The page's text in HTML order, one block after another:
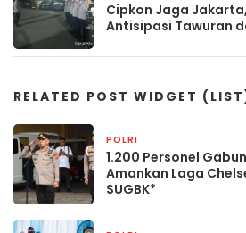
Cipkon Jaga
Antisipasi Tawuran
RELATED POST WIDGET
POLRI
1.200 Personel
Amankan Laga
SUGBK*